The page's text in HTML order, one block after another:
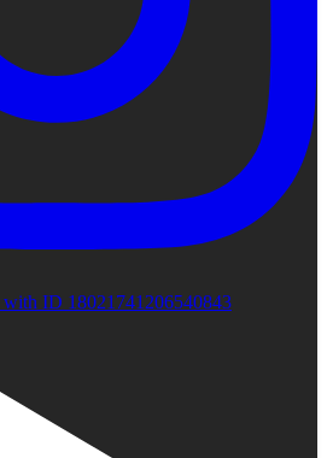
with ID 18021741206540843